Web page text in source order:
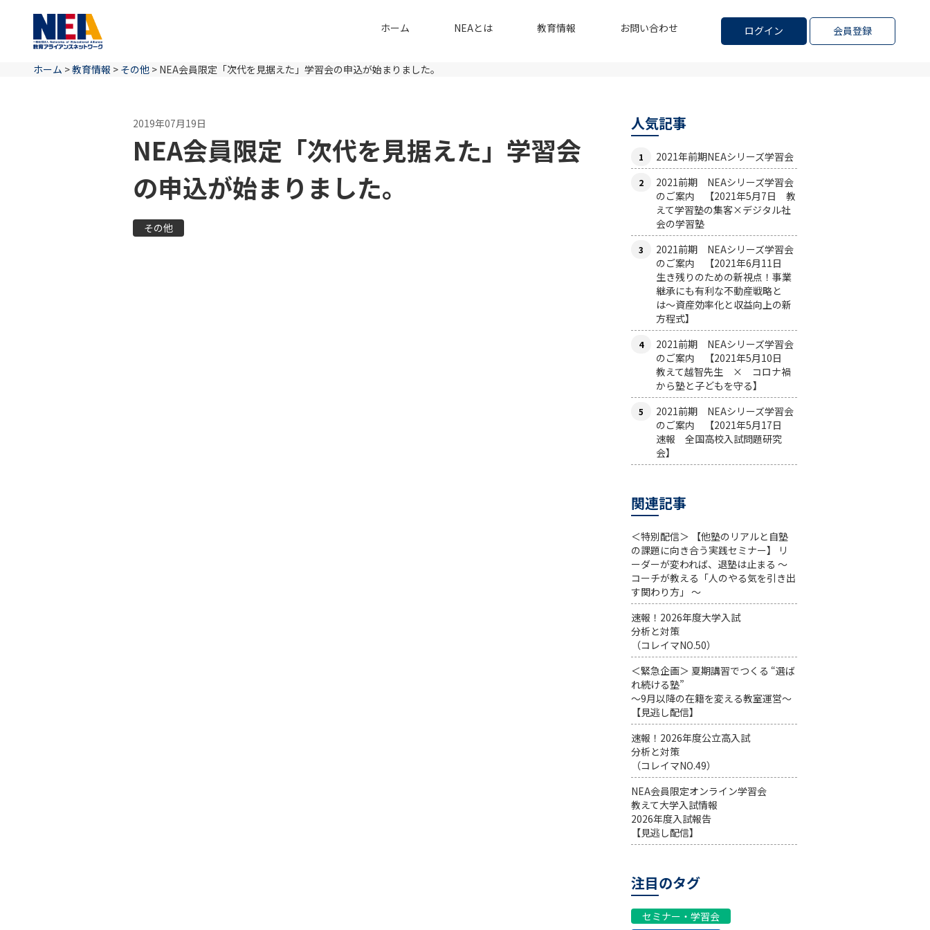
ログイン 会員登録
ホーム NEAとは 教育情報 お問い合わせ
ホーム >教育情報 > その他 > NEA会員限定「次代を見据えた」学習会の申込が始まりました。
2019年07月19日
NEA会員限定「次代を見据えた」学習会
の申込が始まりました。
その他
人気記事
2021年前期NEAシリーズ学習会
2021前期 NEAシリーズ学習会
のご案内 【2021年5月7日 教
えて学習塾の集客×デジタル社
会の学習塾
2021前期 NEAシリーズ学習会
のご案内 【2021年6月11日
生き残りのための新視点！事業
継承にも有利な不動産戦略と
は〜資産効率化と収益向上の新
方程式】
2021前期 NEAシリーズ学習会
のご案内 【2021年5月10日
教えて越智先生 × コロナ禍
から塾と子どもを守る】
2021前期 NEAシリーズ学習会
のご案内 【2021年5月17日
速報 全国高校入試問題研究
会】
関連記事
＜特別配信＞ 【他塾のリアルと自塾
の課題に向き合う実践セミナー】 リ
ーダーが変われば、退塾は止まる 〜
コーチが教える「人のやる気を引き出
す関わり方」 〜
速報！2026年度大学入試
分析と対策
（コレイマNO.50）
＜緊急企画＞ 夏期講習でつくる “選ば
れ続ける塾”
～9月以降の在籍を変える教室運営～
【見逃し配信】
速報！2026年度公立高入試
分析と対策
（コレイマNO.49）
NEA会員限定オンライン学習会
教えて大学入試情報
2026年度入試報告
【見逃し配信】
注目のタグ
セミナー・学習会